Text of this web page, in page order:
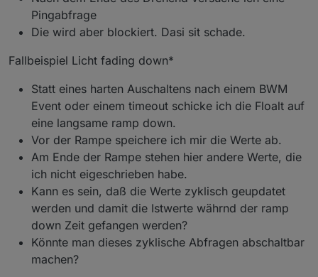
host.iobroker	2021-02-19 13:34:29.078
host.iobroker	2021-02-19 13:34:29.078
host.iobroker	2021-02-19 13:34:29.078
host.iobroker	2021-02-19 13:34:29.078
host.iobroker	2021-02-19 13:34:29.077
host.iobroker	2021-02-19 13:34:29.077
host.iobroker	2021-02-19 13:34:29.077
host.iobroker	2021-02-19 13:34:29.077
host.iobroker	2021-02-19 13:34:29.077
host.iobroker	2021-02-19 13:34:29.077
host.iobroker	2021-02-19 13:34:29.076
host.iobroker	2021-02-19 13:34:29.076
host.iobroker	2021-02-19 13:34:29.076
host.iobroker	2021-02-19 13:34:29.068
host.iobroker	2021-02-19 13:34:29.068
host.iobroker	2021-02-19 13:34:29.068
host.iobroker	2021-02-19 13:34:29.068
host.iobroker	2021-02-19 13:34:29.068
Pingabfrage
Die wird aber blockiert. Dasi sit schade.
Fallbeispiel Licht fading down*
Statt eines harten Auschaltens nach einem BWM
Event oder einem timeout schicke ich die Floalt auf
eine langsame ramp down.
Vor der Rampe speichere ich mir die Werte ab.
Am Ende der Rampe stehen hier andere Werte, die
ich nicht eigeschrieben habe.
Kann es sein, daß die Werte zyklisch geupdatet
werden und damit die Istwerte währnd der ramp
down Zeit gefangen werden?
Könnte man dieses zyklische Abfragen abschaltbar
machen?